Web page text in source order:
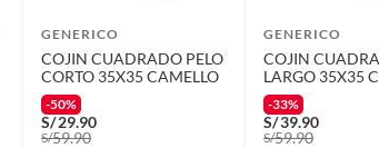
GENERICO
COJIN CUADRADO PELO
CORTO 35X35 CAMELLO
-50%
S/29.90
S/59.90
GENERICO
COJIN
LARGO 35X35
-33%
S/39.90
S/59.90